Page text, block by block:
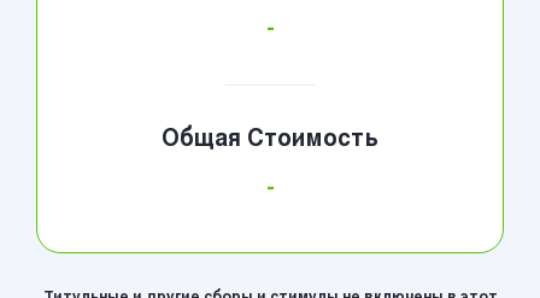
-
Общая Стоимость
-